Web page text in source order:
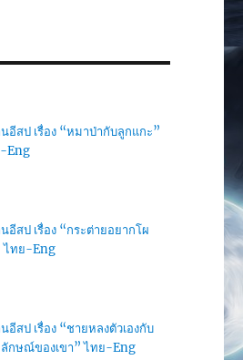
อีสป เรื่อง “หมาป่ากับลูกแกะ”
Eng
อีสป เรื่อง “กระต่ายอยากโผ
ไทย-Eng
อีสป เรื่อง “ชายหลงตัวเองกับ
กษณ์ของเขา” ไทย-Eng